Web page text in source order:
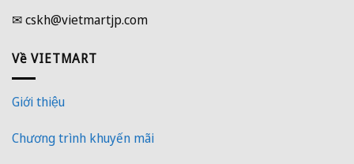
✉ cskh@vietmartjp.com
Về VIETMART
Giới thiệu
Chương trình khuyến mãi